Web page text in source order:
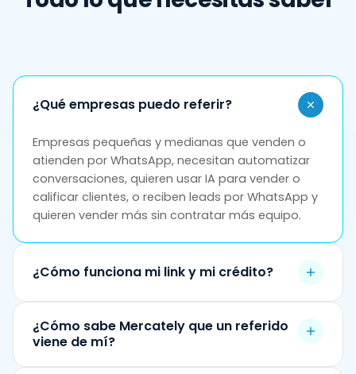
¿Qué empresas puedo referir?
Empresas pequeñas y medianas que venden o
atienden por WhatsApp, necesitan automatizar
conversaciones, quieren usar IA para vender o
calificar clientes, o reciben leads por WhatsApp y
quieren vender más sin contratar más equipo.
¿Cómo funciona mi link y mi crédito?
empresa lo abre y la contactamos, queda
asociada a ti.
mensajes masivos, para ti, cuando el referido
¿Cómo sabe Mercately que un referido
viene de mí?